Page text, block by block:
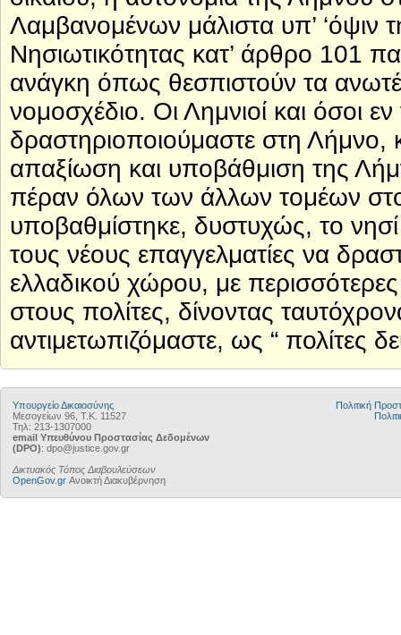
Λαμβανομένων μάλιστα υπ’ ‘όψιν
Νησιωτικότητας κατ’ άρθρο 101
ανάγκη όπως θεσπιστούν τα
νομοσχέδιο. Οι Λημνιοί και όσοι εν
δραστηριοποιούμαστε στη Λήμνο,
απαξίωση και υποβάθμιση της
πέραν όλων των άλλων τομέων
υποβαθμίστηκε, δυστυχώς, το νησί
τους νέους επαγγελματίες να
ελλαδικού χώρου, με
στους πολίτες, δίνοντας
αντιμετωπιζόμαστε, ως “ πολίτες
Υπουργείο Δικαιοσύνης
Μεσογείων 96, Τ.Κ. 11527
Τηλ: 213-1307000
email Υπευθύνου Προστασίας Δεδομένων
(DPO): dpo@justice.gov.gr
Δικτυακός Τόπος Διαβουλεύσεων
OpenGov.gr Ανοικτή Διακυβέρνηση
Πολιτική